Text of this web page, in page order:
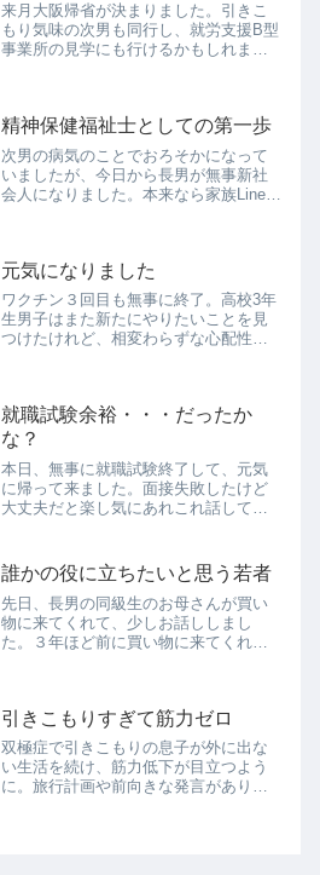
来月大阪帰省が決まりました。引きこ
もり気味の次男も同行し、就労支援B型
事業所の見学にも行けるかもしれませ
精神保健福祉士としての第一歩
次男の病気のことでおろそかになって
いましたが、今日から長男が無事新社
会人になりました。本来なら家族Lineで
かられてしまう😥去年１年...
元気になりました
ワクチン３回目も無事に終了。高校3年
生男子はまた新たにやりたいことを見
つけたけれど、相変わらずな心配性の
た。マインドを変えることができるで
しょうか？
就職試験余裕・・・だったか
な？
本日、無事に就職試験終了して、元気
に帰って来ました。面接失敗したけど
大丈夫だと楽し気にあれこれ話してく
していました。すべて解放されてイキ
イキとして、一安心です。
誰かの役に立ちたいと思う若者
先日、長男の同級生のお母さんが買い
物に来てくれて、少しお話ししまし
た。３年ほど前に買い物に来てくれた
子）大学院に進級し、なんと、精神保
健福祉...
引きこもりすぎて筋力ゼロ
双極症で引きこもりの息子が外に出な
い生活を続け、筋力低下が目立つよう
に。旅行計画や前向きな発言がありな